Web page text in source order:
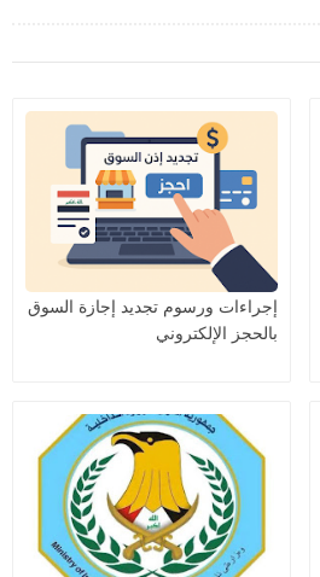
إجراءات ورسوم تجديد إجازة السوق
بالحجز الإلكتروني